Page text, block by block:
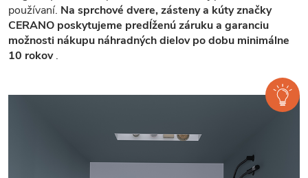
používaní. Na sprchové dvere, zásteny a kúty značky
CERANO poskytujeme predĺženú záruku a garanciu
možnosti nákupu náhradných dielov po dobu minimálne
10 rokov.